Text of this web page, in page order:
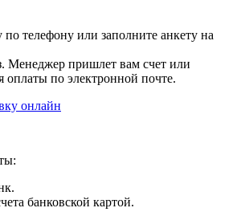
телефону или заполните анкету на
Менеджер пришлет вам счет или
оплаты по электронной почте.
онлайн
банковской картой.